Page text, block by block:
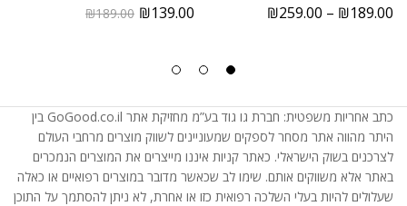
₪189.00
–
₪259.00
₪139.00
₪189.00
כתב אחריות משפטית: חברת גו גוד בע”מ מחזיקת אתר GoGood.co.il בין
היתר מהווה אתר מסחר לספקים שמעוניינים לשווק מוצרים מרחבי העולם
לצרכנים בשוק הישראלי. כאתר קניות איננו מייצרים את המוצרים הנמכרים
באתר אלא משווקים אותם. שימו לב שכאשר מדובר במוצרים רפואיים או כאלה
שעלולים להיות בעלי השלכה רפואית כזו או אחרת, לא ניתן להסתמך על התוכן